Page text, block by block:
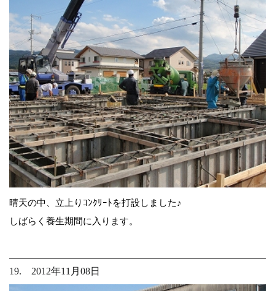
晴天の中、立上りｺﾝｸﾘｰﾄを打設しました♪
しばらく養生期間に入ります。
19. 2012年11月08日